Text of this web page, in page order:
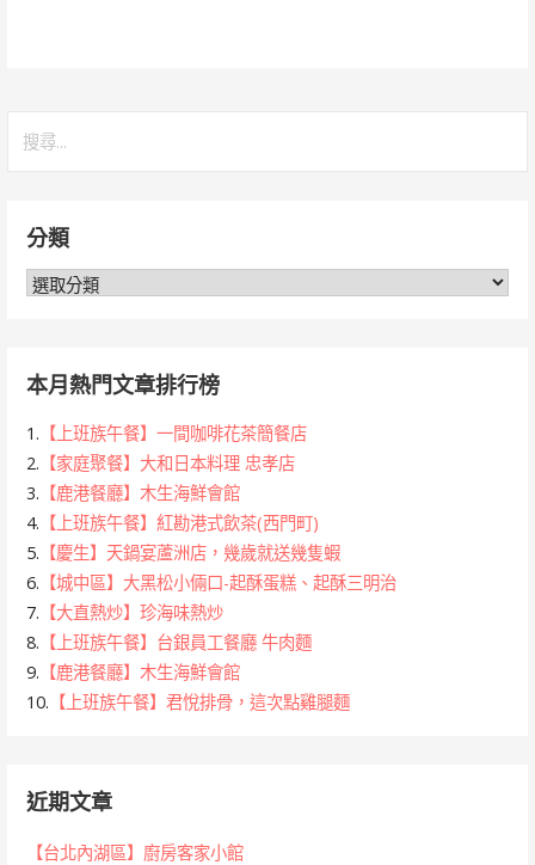
字:分類
分
本月熱門文章排行榜
1. 【上班族午餐】一間咖啡花茶簡餐店
2. 【家庭聚餐】大和日本料理 忠孝店
3. 【鹿港餐廳】木生海鮮會館
4. 【上班族午餐】紅勘港式飲茶(西門町)
5. 【慶生】天鍋宴蘆洲店，幾歲就送幾隻蝦
6. 【城中區】大黑松小倆口-起酥蛋糕、起酥三明治
7. 【大直熱炒】珍海味熱炒
8. 【上班族午餐】台銀員工餐廳 牛肉麵
9. 【鹿港餐廳】木生海鮮會館
10. 【上班族午餐】君悅排骨，這次點雞腿麵
近期文章
【台北內湖區】廚房客家小館